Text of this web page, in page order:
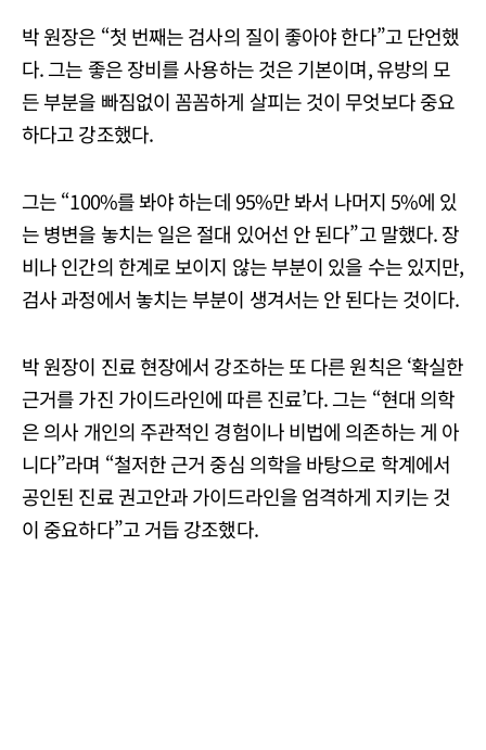
박 원장은 “첫 번째는 검사의 질이 좋아야 한다”고 단언했
다. 그는 좋은 장비를 사용하는 것은 기본이며, 유방의 모
든 부분을 빠짐없이 꼼꼼하게 살피는 것이 무엇보다 중요
하다고 강조했다.
그는 “100%를 봐야 하는데 95%만 봐서 나머지 5%에 있
는 병변을 놓치는 일은 절대 있어선 안 된다”고 말했다. 장
비나 인간의 한계로 보이지 않는 부분이 있을 수는 있지만,
검사 과정에서 놓치는 부분이 생겨서는 안 된다는 것이다.
박 원장이 진료 현장에서 강조하는 또 다른 원칙은 ‘확실한
근거를 가진 가이드라인에 따른 진료’다. 그는 “현대 의학
은 의사 개인의 주관적인 경험이나 비법에 의존하는 게 아
니다”라며 “철저한 근거 중심 의학을 바탕으로 학계에서
공인된 진료 권고안과 가이드라인을 엄격하게 지키는 것
이 중요하다”고 거듭 강조했다.